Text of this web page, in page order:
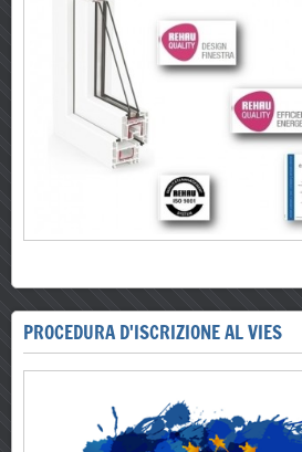
PROCEDURA D'ISCRIZIONE AL VIES